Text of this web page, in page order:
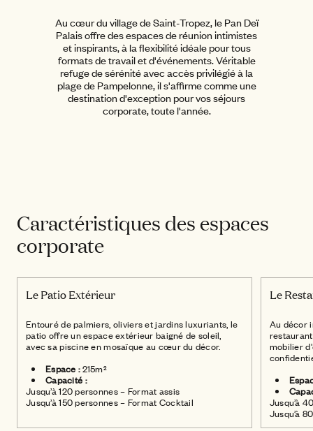
Au cœur du village de Saint-Tropez, le Pan Deï
Palais offre des espaces de réunion intimistes
et inspirants, à la flexibilité idéale pour tous
formats de travail et d'événements. Véritable
refuge de sérénité avec accès privilégié à la
plage de Pampelonne, il s'affirme comme une
destination d'exception pour vos séjours
corporate, toute l'année.
Caractéristiques des espaces
corporate
Le Patio Extérieur
Entouré de palmiers, oliviers et jardins luxuriants, le
patio offre un espace extérieur baigné de soleil,
avec sa piscine en mosaïque au cœur du décor.
Espace :215m²
Capacité :
Jusqu’à 120 personnes – Format assis
Jusqu’à 150 personnes – Format Cocktail
Le
Au décor
mobilier
Jusqu’à
Jusqu’à